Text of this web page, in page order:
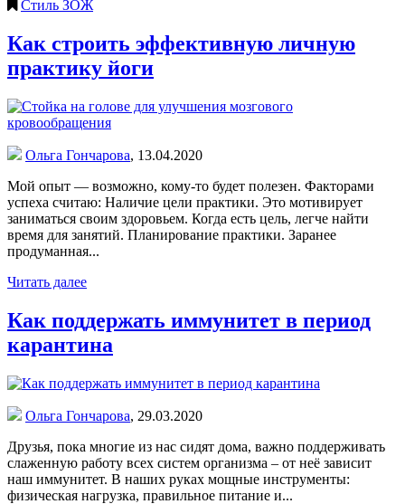
Стиль ЗОЖ
Как строить эффективную личную
практику йоги
Ольга Гончарова, 13.04.2020
Мой опыт — возможно, кому-то будет полезен. Факторами
успеха считаю: Наличие цели практики. Это мотивирует
заниматься своим здоровьем. Когда есть цель, легче найти
время для занятий. Планирование практики. Заранее
продуманная...
Читать далее
Как поддержать иммунитет в период
карантина
Ольга Гончарова, 29.03.2020
Друзья, пока многие из нас сидят дома, важно поддерживать
слаженную работу всех систем организма – от неё зависит
наш иммунитет. В наших руках мощные инструменты:
физическая нагрузка, правильное питание и...